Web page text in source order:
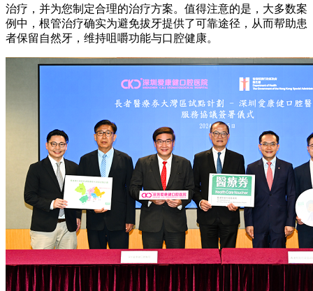
治疗，并为您制定合理的治疗方案。值得注意的是，大多数案
例中，根管治疗确实为避免拔牙提供了可靠途径，从而帮助患
者保留自然牙，维持咀嚼功能与口腔健康。